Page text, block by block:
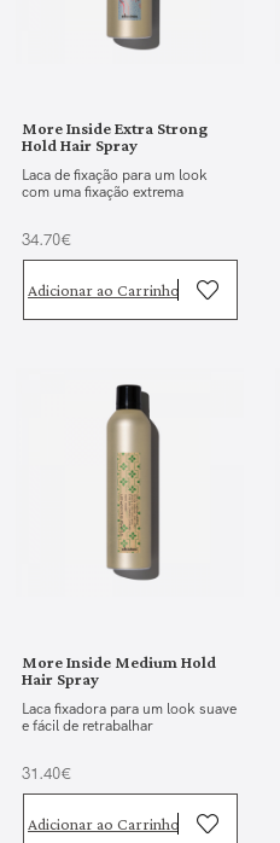
More Inside Extra Strong
Hold Hair Spray
Laca de fixação para um look
com uma fixação extrema
34.70€
Adicionar ao Carrinho
More Inside Medium Hold
Hair Spray
Laca fixadora para um look suave
e fácil de retrabalhar
31.40€
Adicionar ao Carrinho